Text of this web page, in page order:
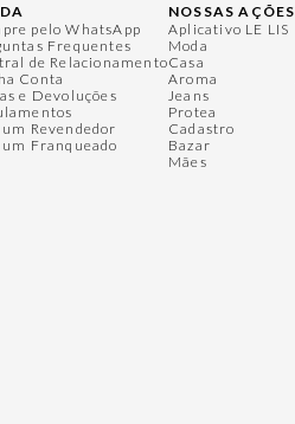
pelo WhatsApp
Frequentes
de Relacionamento
Conta
e Devoluções
um Revendedor
um Franqueado
NOSSAS AÇÕES
Aplicativo LE LIS
Moda
Casa
Aroma
Jeans
Protea
Cadastro
Bazar
Mães